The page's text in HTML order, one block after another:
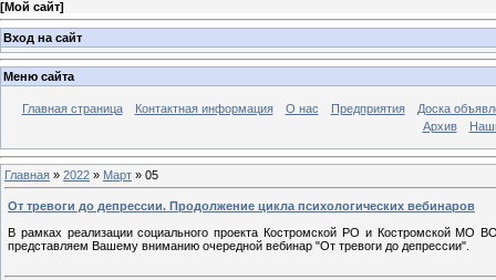
[Мой сайт]
Вход на сайт
Меню сайта
Главная страница Контактная информация О нас Предприятия
Доска
Архив
Главная » 2022 » Март » 05
От тревоги до депрессии. Продолжение цикла психологических вебинаров
В рамках реализации социального проекта Костромской РО и Костромской МО
представляем Вашему вниманию очередной вебинар "От тревоги до депрессии".